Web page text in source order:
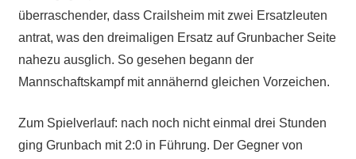
überraschender, dass Crailsheim mit zwei Ersatzleuten
antrat, was den dreimaligen Ersatz auf Grunbacher Seite
nahezu ausglich. So gesehen begann der
Mannschaftskampf mit annähernd gleichen Vorzeichen.
Zum Spielverlauf: nach noch nicht einmal drei Stunden
ging Grunbach mit 2:0 in Führung. Der Gegner von